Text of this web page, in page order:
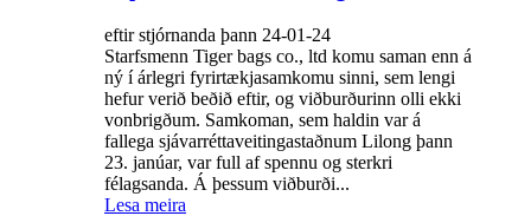
eftir stjórnanda þann 24-01-24
Starfsmenn Tiger bags co., ltd komu saman enn á
ný í árlegri fyrirtækjasamkomu sinni, sem lengi
hefur verið beðið eftir, og viðburðurinn olli ekki
vonbrigðum. Samkoman, sem haldin var á
fallega sjávarréttaveitingastaðnum Lilong þann
23. janúar, var full af spennu og sterkri
félagsanda. Á þessum viðburði...
Lesa meira